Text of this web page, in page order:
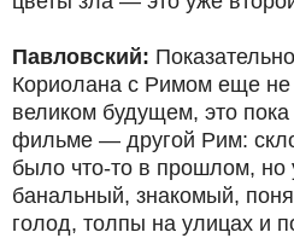
Павловский:
Кориолана с Римом еще не
великом будущем, это
фильме — другой Рим:
было что-то в прошлом, но
банальный, знакомый,
голод, толпы на улицах и